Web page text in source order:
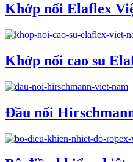
Khớp nối Elaflex
Khớp nối cao su
Đầu nối